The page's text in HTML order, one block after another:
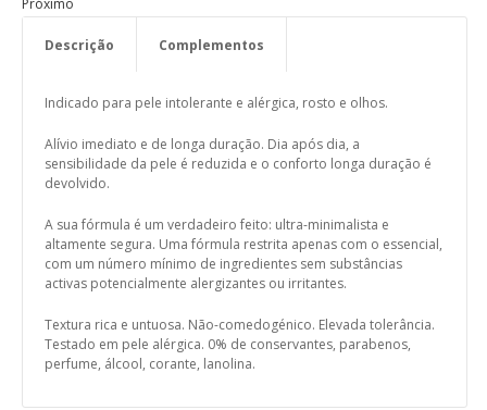
Próximo
Descrição Complementos
Componentes Activos Modo de Utilização
Indicado para pele intolerante e alérgica, rosto e olhos.
Alívio imediato e de longa duração. Dia após dia, a
sensibilidade da pele é reduzida e o conforto longa duração é
devolvido.
A sua fórmula é um verdadeiro feito: ultra-minimalista e
altamente segura. Uma fórmula restrita apenas com o essencial,
com um número mínimo de ingredientes sem substâncias
activas potencialmente alergizantes ou irritantes.
Textura rica e untuosa. Não-comedogénico. Elevada tolerância.
Testado em pele alérgica. 0% de conservantes, parabenos,
perfume, álcool, corante, lanolina.